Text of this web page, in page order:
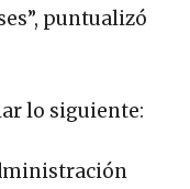
puntualizó
lo siguiente: